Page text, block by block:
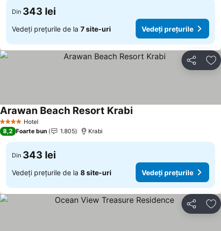
Din 343 lei
Vedeți prețurile de la 7 site-uri Vedeți prețurile
Distribuiți
4 Stele Hotel
Arawan Beach Resort Krabi
8,2 Foarte bun 1.805 Krabi
Din 343 lei
Vedeți prețurile de la 8 site-uri Vedeți prețurile
Distribuiți